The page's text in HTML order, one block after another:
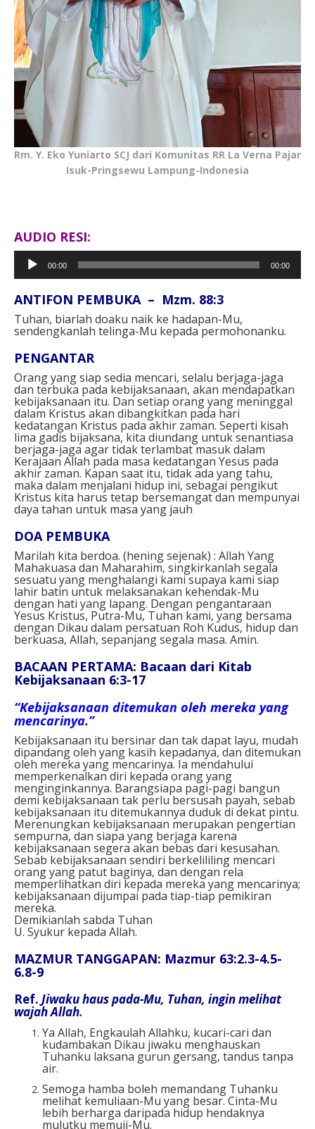
Rm. Y. Eko Yuniarto SCJ dari Komunitas RR La Verna Pajar
Isuk-Pringsewu Lampung-Indonesia
AUDIO RESI:
Pemutar
Audio
00:00 00:00
ANTIFON PEMBUKA – Mzm. 88:3
Tuhan, biarlah doaku naik ke hadapan-Mu,
sendengkanlah telinga-Mu kepada permohonanku.
PENGANTAR
Orang yang siap sedia mencari, selalu berjaga-jaga
dan terbuka pada kebijaksanaan, akan mendapatkan
kebijaksanaan itu. Dan setiap orang yang meninggal
dalam Kristus akan dibangkitkan pada hari
kedatangan Kristus pada akhir zaman. Seperti kisah
lima gadis bijaksana, kita diundang untuk senantiasa
berjaga-jaga agar tidak terlambat masuk dalam
Kerajaan Allah pada masa kedatangan Yesus pada
akhir zaman. Kapan saat itu, tidak ada yang tahu,
maka dalam menjalani hidup ini, sebagai pengikut
Kristus kita harus tetap bersemangat dan mempunyai
daya tahan untuk masa yang jauh
DOA PEMBUKA
Marilah kita berdoa. (hening sejenak) : Allah Yang
Mahakuasa dan Maharahim, singkirkanlah segala
sesuatu yang menghalangi kami supaya kami siap
lahir batin untuk melaksanakan kehendak-Mu
dengan hati yang lapang. Dengan pengantaraan
Yesus Kristus, Putra-Mu, Tuhan kami, yang bersama
dengan Dikau dalam persatuan Roh Kudus, hidup dan
berkuasa, Allah, sepanjang segala masa. Amin.
BACAAN PERTAMA: Bacaan dari Kitab
Kebijaksanaan 6:3-17
“Kebijaksanaan ditemukan oleh mereka yang
mencarinya.”
Kebijaksanaan itu bersinar dan tak dapat layu, mudah
dipandang oleh yang kasih kepadanya, dan ditemukan
oleh mereka yang mencarinya. Ia mendahului
memperkenalkan diri kepada orang yang
menginginkannya. Barangsiapa pagi-pagi bangun
demi kebijaksanaan tak perlu bersusah payah, sebab
kebijaksanaan itu ditemukannya duduk di dekat pintu.
Merenungkan kebijaksanaan merupakan pengertian
sempurna, dan siapa yang berjaga karena
kebijaksanaan segera akan bebas dari kesusahan.
Sebab kebijaksanaan sendiri berkelililing mencari
orang yang patut baginya, dan dengan rela
memperlihatkan diri kepada mereka yang mencarinya;
kebijaksanaan dijumpai pada tiap-tiap pemikiran
mereka.
Demikianlah sabda Tuhan
U. Syukur kepada Allah.
MAZMUR TANGGAPAN: Mazmur 63:2.3-4.5-
6.8-9
Ref. Jiwaku haus pada-Mu, Tuhan, ingin melihat
wajah Allah.
Ya Allah, Engkaulah Allahku, kucari-cari dan
kudambakan Dikau jiwaku menghauskan
Tuhanku laksana gurun gersang, tandus tanpa
air.
Semoga hamba boleh memandang Tuhanku
melihat kemuliaan-Mu yang besar. Cinta-Mu
lebih berharga daripada hidup hendaknya
mulutku memuji-Mu.